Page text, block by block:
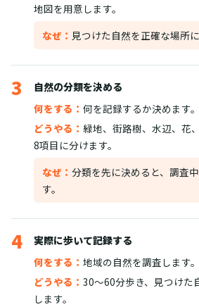
地図を用意します。
なぜ： 見つけた自然を正確な場所
3
自然の分類を決める
何をする： 何を記録するか決めます。
どうやる： 緑地、街路樹、水辺、花
8項目に分けます。
なぜ： 分類を先に決めると、調査
す。
4
実際に歩いて記録する
何をする： 地域の自然を調査します。
どうやる： 30〜60分歩き、見つけた
します。